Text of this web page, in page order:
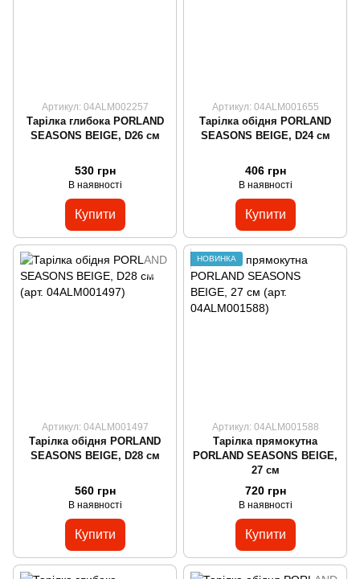
Артикул: 04ALM002257
Тарілка глибока PORLAND
SEASONS BEIGE, D26 см
530 грн
В наявності
Купити
Артикул: 04ALM001655
Тарілка обідня PORLAND
SEASONS BEIGE, D24 см
406 грн
В наявності
Купити
Артикул: 04ALM001497
Тарілка обідня PORLAND
SEASONS BEIGE, D28 см
560 грн
В наявності
Купити
НОВИНКА
Артикул: 04ALM001588
Тарілка прямокутна
PORLAND SEASONS BEIGE,
27 см
720 грн
В наявності
Купити